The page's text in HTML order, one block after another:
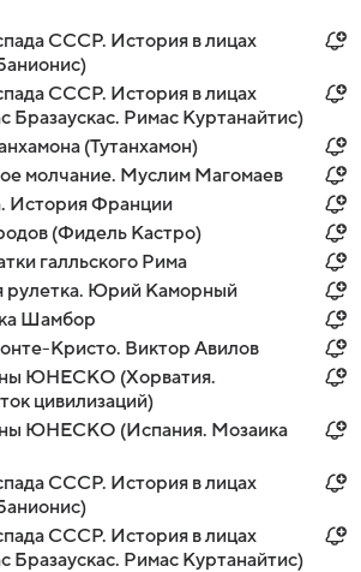
СССР. История в лицах
СССР. История в лицах
Бразаускас. Римас Куртанайтис)
(Тутанхамон)
молчание. Муслим Магомаев
История Франции
(Фидель Кастро)
галльского Рима
рулетка. Юрий Каморный
Шамбор
Кристо. Виктор Авилов
ЮНЕСКО (Хорватия.
цивилизаций)
ЮНЕСКО (Испания. Мозаика
СССР. История в лицах
СССР. История в лицах
Бразаускас. Римас Куртанайтис)